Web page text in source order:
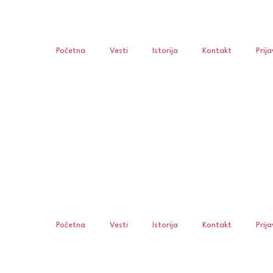
Početna Vesti Istorija Kontakt
Početna Vesti Istorija Kontakt